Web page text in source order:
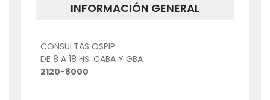
INFORMACIÓN GENERAL
CONSULTAS OSPIP
DE 8 A 18 HS. CABA Y GBA
2120-8000